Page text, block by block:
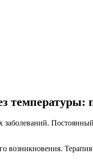
возникновения.